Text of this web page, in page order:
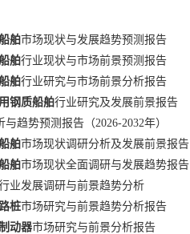
舶市场现状与发展趋势预测报告
舶行业现状与市场前景预测报告
舶行业研究与市场前景分析报告
钢质船舶行业研究及发展前景报告
与趋势预测报告（2026-2032年）
舶市场现状调研分析及发展前景报告
舶市场现状全面调研与发展趋势报告
业发展调研与前景趋势分析
桩市场研究与前景趋势分析报告
动器市场研究与前景分析报告